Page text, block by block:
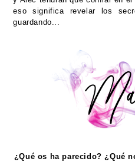
eso significa revelar los
guardando...
¿Qué os ha parecido? ¿Qué